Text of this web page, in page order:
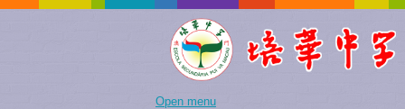
Open menu